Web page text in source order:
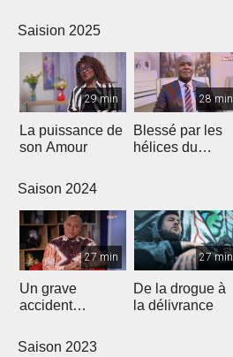
Saision 2025
29 min
La puissance de
son Amour
28 min
Blessé par les
hélices du
Saison 2024
27 min
Un grave
accident
vie
27 min
De la drogue à
la délivrance
Saison 2023